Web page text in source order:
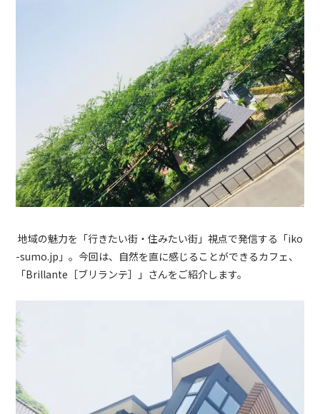
地域の魅力を「行きたい街・住みたい街」視点で発信する「iko
-sumo.jp 」。今回は、自然を直に感じることができるカフェ、
「Brillante ［ブリランテ］」さんをご紹介します。